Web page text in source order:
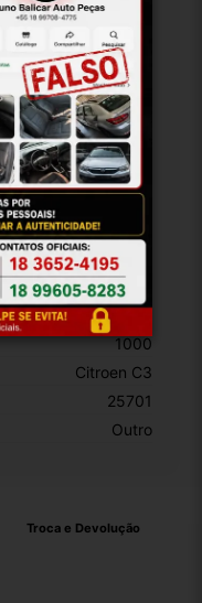
Citroen
9647164377
Cinza
Traseiro
Direito
Plastico
Brasil
Carro/Caminhonete
10
1000
Citroen C3
25701
Outro
Troca e Devolução